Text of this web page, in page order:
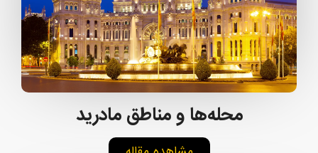
محله‌ها و مناطق مادرید